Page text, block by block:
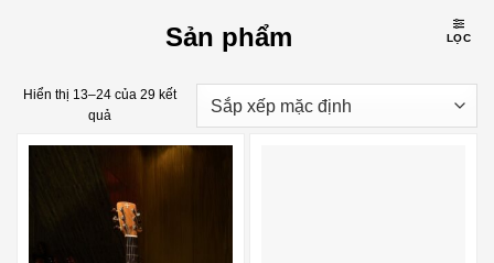
Sản phẩm LỌC
Hiển thị 13–24 của 29 kết
quả